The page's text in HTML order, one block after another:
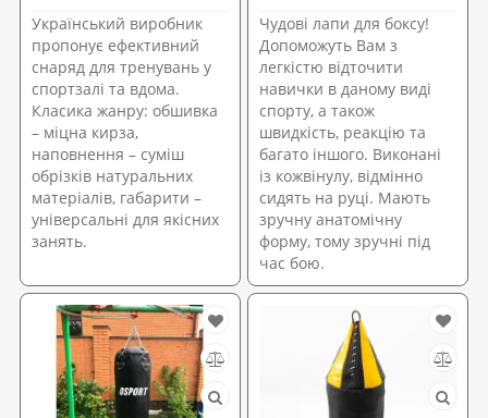
Український виробник
пропонує ефективний
снаряд для тренувань у
спортзалі та вдома.
Класика жанру: обшивка
– міцна кирза,
наповнення – суміш
обрізків натуральних
матеріалів, габарити –
універсальні для якісних
занять.
Чудові лапи для боксу!
Допоможуть Вам з
легкістю відточити
навички в даному виді
спорту, а також
швидкість, реакцію та
багато іншого. Виконані
із кожвінулу, відмінно
сидять на руці. Мають
зручну анатомічну
форму, тому зручні під
час бою.